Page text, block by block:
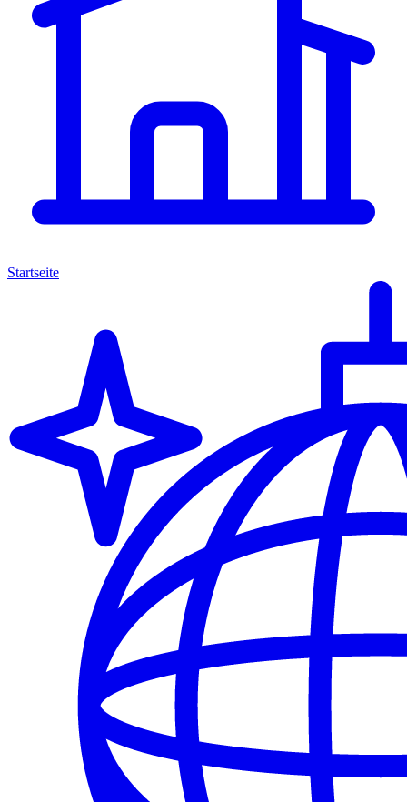
Startseite